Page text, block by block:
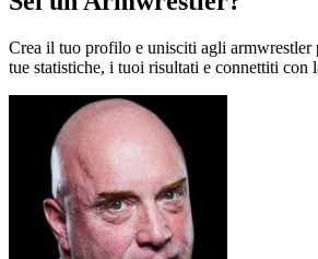
Crea il tuo profilo e unisciti agli armwrestler
tue statistiche, i tuoi risultati e connettiti con